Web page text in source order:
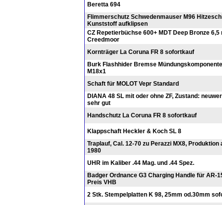
Beretta 694
Flimmerschutz Schwedenmauser M96
Kunststoff aufklipsen
CZ Repetierbüchse 600+ MDT Deep Bronze 6,5
Creedmoor
Kornträger La Coruna FR 8 sofortkauf
Burk Flashhider Bremse Mündungskomponente
M18x1
Schaft für MOLOT Vepr Standard
DIANA 48 SL mit oder ohne ZF, Zustand:
sehr gut
Handschutz La Coruna FR 8 sofortkauf
Klappschaft Heckler & Koch SL 8
Traplauf, Cal. 12-70 zu Perazzi MX8, Produktion
1980
UHR im Kaliber .44 Mag. und .44 Spez.
Badger Ordnance G3 Charging Handle für AR-
Preis VHB
2 Stk. Stempelplatten K 98, 25mm od.30mm